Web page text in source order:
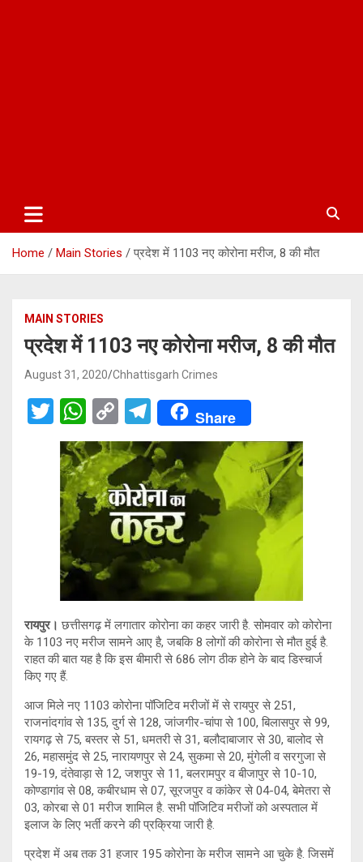
Home Main Stories प्रदेश में 1103 नए कोरोना मरीज, 8 की मौत
MAIN STORIES
प्रदेश में 1103 नए कोरोना मरीज, 8 की मौत
August 31, 2020 Chhattisgarh Crimes
T
wi
tt
er
W
h
at
s
A
p
C
o
py
Li
n
k
T
el
e
gr
a
m
Share
रायपुर। छत्तीसगढ़ में लगातार कोरोना का कहर जारी है. सोमवार को कोरोना
के 1103 नए मरीज सामने आए है, जबकि 8 लोगों की कोरोना से मौत हुई है.
राहत की बात यह है कि इस बीमारी से 686 लोग ठीक होने के बाद डिस्चार्ज
किए गए हैं.
आज मिले नए 1103 कोरोना पॉजिटिव मरीजों में से रायपुर से 251,
राजनांदगांव से 135, दुर्ग से 128, जांजगीर-चांपा से 100, बिलासपुर से 99,
रायगढ़ से 75, बस्तर से 51, धमतरी से 31, बलौदाबाजार से 30, बालोद से
26, महासमुंद से 25, नारायणपुर से 24, सुकमा से 20, मुंगेली व सरगुजा से
19-19, दंतेवाड़ा से 12, जशपुर से 11, बलरामपुर व बीजापुर से 10-10,
कोण्डागांव से 08, कबीरधाम से 07, सूरजपुर व कांकेर से 04-04, बेमेतरा से
03, कोरबा से 01 मरीज शामिल है. सभी पॉजिटिव मरीजों को अस्पताल में
इलाज के लिए भर्ती करने की प्रक्रिया जारी है.
प्रदेश में अब तक 31 हजार 195 कोरोना के मरीज सामने आ चुके है. जिसमें